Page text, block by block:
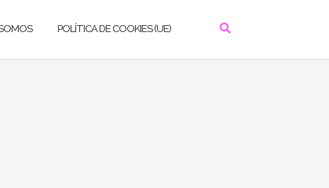
POLÍTICA DE COOKIES (UE)